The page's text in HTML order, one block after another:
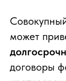
может
договоры